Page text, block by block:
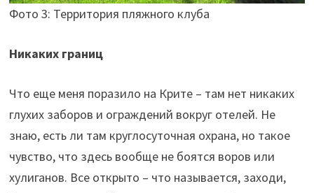
Фото 3: Территория пляжного клуба
Никаких границ
Что еще меня поразило на Крите – там нет никаких
глухих заборов и ограждений вокруг отелей. Не
знаю, есть ли там круглосуточная охрана, но такое
чувство, что здесь вообще не боятся воров или
хулиганов. Все открыто – что называется, заходи,